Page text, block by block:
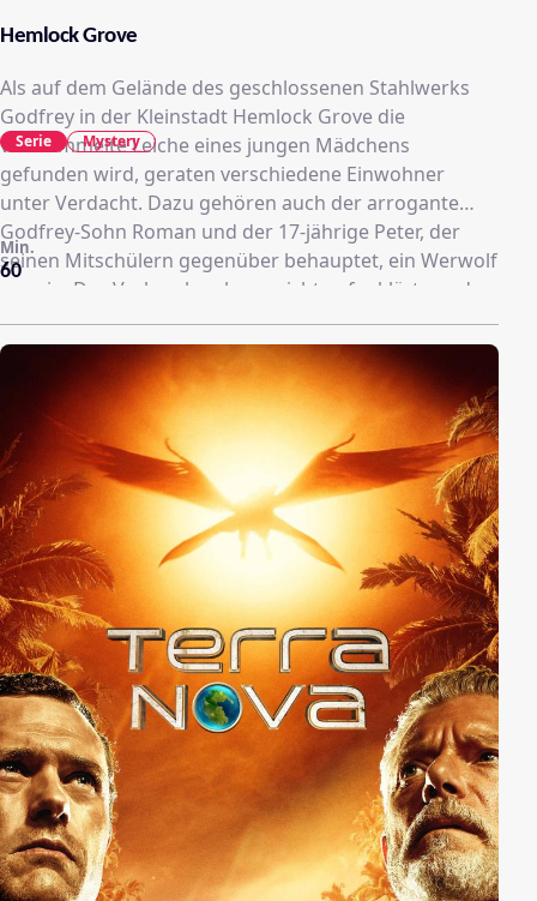
Hemlock Grove
Als auf dem Gelände des geschlossenen Stahlwerks
Godfrey in der Kleinstadt Hemlock Grove die
verstümmelte Leiche eines jungen Mädchens
gefunden wird, geraten verschiedene Einwohner
unter Verdacht. Dazu gehören auch der arrogante
Godfrey-Sohn Roman und der 17-jährige Peter, der
seinen Mitschülern gegenüber behauptet, ein Werwolf
zu sein. Das Verbrechen kann nicht aufgeklärt werden,
woraufhin Roman und Peter gemeinsam den wahren
Mörder finden wollen. Ihre Suche bringt
erschütternde Wahrheiten über sie selbst und
Hemlock Grove ans Licht …
60
Min.
Serie Mystery